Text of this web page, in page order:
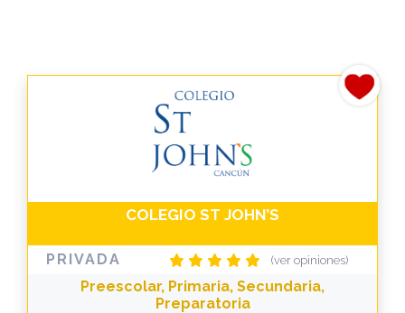
COLEGIO ST JOHN’S
PRIVADA (ver opiniones)
Preescolar, Primaria, Secundaria,
Preparatoria